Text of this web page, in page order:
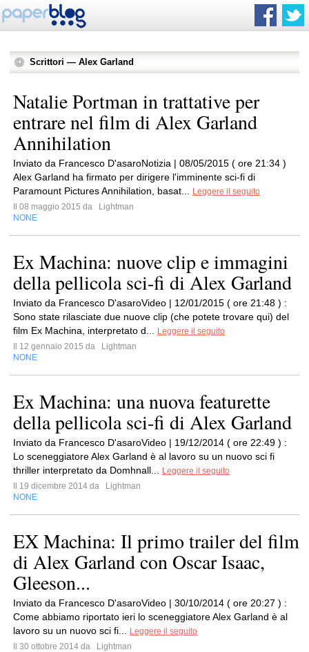
Scrittori — Alex Garland
Natalie Portman in trattative per
entrare nel film di Alex Garland
Annihilation
Inviato da Francesco D'asaroNotizia | 08/05/2015 ( ore 21:34 )
Alex Garland ha firmato per dirigere l'imminente sci-fi di
Paramount Pictures Annihilation, basat...
Leggere il seguito
Il 08 maggio 2015 da
Lightman
NONE
Ex Machina: nuove clip e immagini
della pellicola sci-fi di Alex Garland
Inviato da Francesco D'asaroVideo | 12/01/2015 ( ore 21:48 ) :
Sono state rilasciate due nuove clip (che potete trovare qui) del
film Ex Machina, interpretato d...
Leggere il seguito
Il 12 gennaio 2015 da
Lightman
NONE
Ex Machina: una nuova featurette
della pellicola sci-fi di Alex Garland
Inviato da Francesco D'asaroVideo | 19/12/2014 ( ore 22:49 ) :
Lo sceneggiatore Alex Garland è al lavoro su un nuovo sci fi
thriller interpretato da Domhnall...
Leggere il seguito
Il 19 dicembre 2014 da
Lightman
NONE
EX Machina: Il primo trailer del film
di Alex Garland con Oscar Isaac,
Gleeson...
Inviato da Francesco D'asaroVideo | 30/10/2014 ( ore 20:27 ) :
Come abbiamo riportato ieri lo sceneggiatore Alex Garland è al
lavoro su un nuovo sci fi...
Leggere il seguito
Il 30 ottobre 2014 da
Lightman